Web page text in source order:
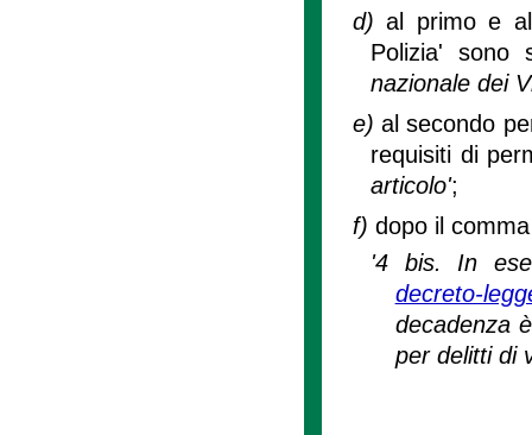
d)al primo e
Polizia' sono
nazionale dei
e) al secondo
requisiti di
articolo';
f) dopo il
'4 bis. In
decreto-
decadenza
per delitti di